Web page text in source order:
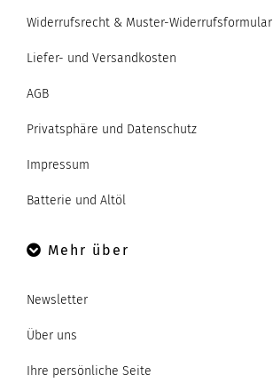
Widerrufsrecht & Muster-Widerrufsformular
Liefer- und Versandkosten
AGB
Privatsphäre und Datenschutz
Impressum
Batterie und Altöl
Mehr über
Newsletter
Über uns
Ihre persönliche Seite